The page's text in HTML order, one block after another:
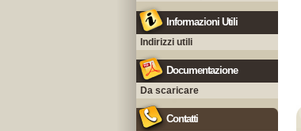
Informazioni Utili
Indirizzi utili
Documentazione
Da scaricare
Contatti